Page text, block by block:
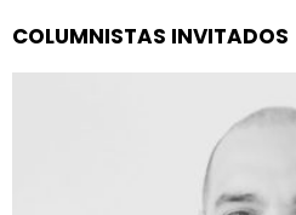
COLUMNISTAS INVITADOS